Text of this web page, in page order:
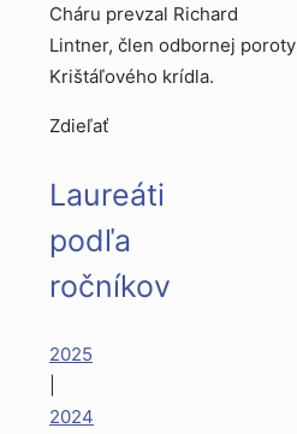
Cháru prevzal Richard
Lintner, člen odbornej poroty
Krištáľového krídla.
Zdieľať
Laureáti
podľa
ročníkov
2025
2024